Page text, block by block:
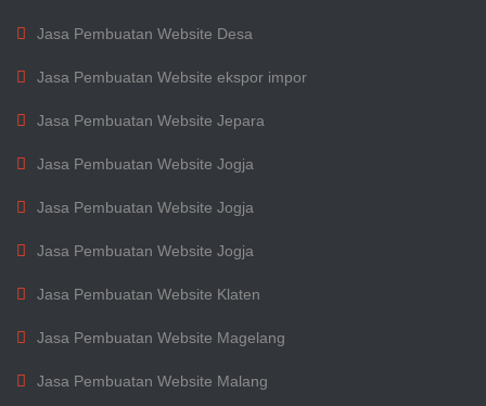
Jasa Pembuatan Website Desa
Jasa Pembuatan Website ekspor impor
Jasa Pembuatan Website Jepara
Jasa Pembuatan Website Jogja
Jasa Pembuatan Website Jogja
Jasa Pembuatan Website Jogja
Jasa Pembuatan Website Klaten
Jasa Pembuatan Website Magelang
Jasa Pembuatan Website Malang